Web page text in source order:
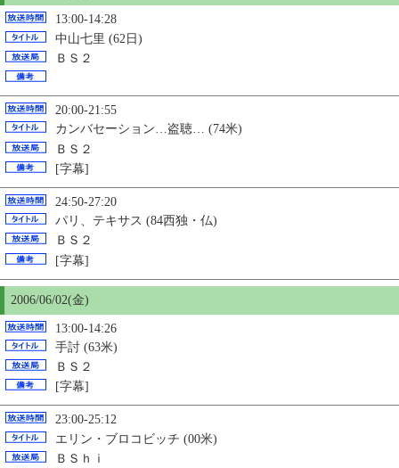
13:00-14:28
中山七里 (62日)
ＢＳ２
20:00-21:55
カンバセーション…盗聴… (74米)
ＢＳ２
[字幕]
24:50-27:20
パリ、テキサス (84西独・仏)
ＢＳ２
[字幕]
2006/06/02(金)
13:00-14:26
手討 (63米)
ＢＳ２
[字幕]
23:00-25:12
エリン・ブロコビッチ (00米)
ＢＳｈｉ